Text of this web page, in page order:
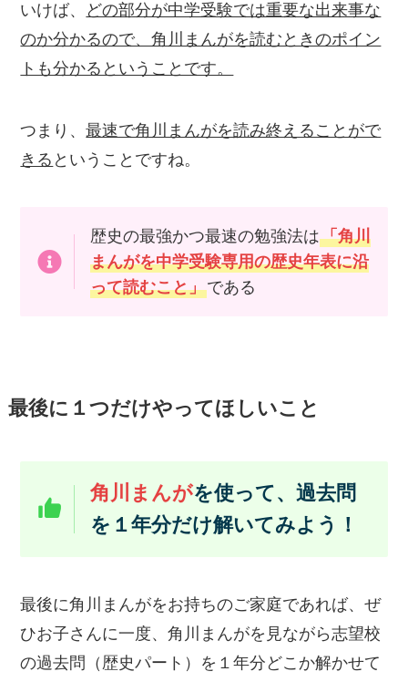
いけば、
どの部分が中学受験では重要な出来事な
のか分かるので、角川まんがを読むときのポイン
トも分かるということです。
つまり、最速で角川まんがを読み終えることがで
きる ということですね。
歴史の最強かつ最速の勉強法は「角川
まんがを中学受験専用の歴史年表に沿
って読むこと」である
最後に１つだけやってほしいこと
角川まんがを使って、過去問
を１年分だけ解いてみよう！
最後に角川まんがをお持ちのご家庭であれば、ぜ
ひお子さんに一度、角川まんがを見ながら志望校
の過去問（歴史パート）を１年分どこか解かせて